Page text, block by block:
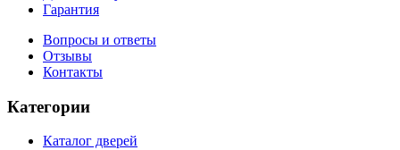
Гарантия
Вопросы и ответы
Отзывы
Контакты
Категории
Каталог дверей